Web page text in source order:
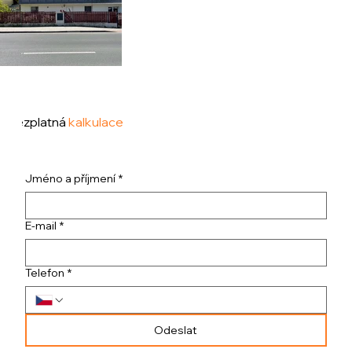
Bezplatná kalkulace
Jméno a příjmení *
E-mail *
Telefon *
Odeslat